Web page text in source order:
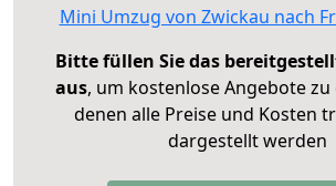
Mini Umzug von Zwickau nach
Bitte füllen Sie das
aus, um kostenlose Angebote
denen alle Preise und Kosten
dargestellt werden